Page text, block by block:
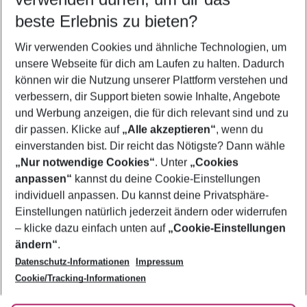
5-8 Nächte
2 Erwachsene Keine Kinder
Mehr Filter anzeigen
Footer
Footer navigation
Über uns
AGB
Bestpreisgarantie
Cookie-Einstellungen ändern
Cookie-Richtlinie
Agenturbetreuung
Barrierefreies Reisen
Folge uns
beste Erlebnis zu bieten?
Wir verwenden Cookies und ähnliche Technologien, um
unsere Webseite für dich am Laufen zu halten. Dadurch
können wir die Nutzung unserer Plattform verstehen und
verbessern, dir Support bieten sowie Inhalte, Angebote
und Werbung anzeigen, die für dich relevant sind und zu
dir passen. Klicke auf „Alle akzeptieren“, wenn du
einverstanden bist. Dir reicht das Nötigste? Dann wähle
„Nur notwendige Cookies“. Unter „Cookies
anpassen“ kannst du deine Cookie-Einstellungen
individuell anpassen. Du kannst deine Privatsphäre-
Einstellungen natürlich jederzeit ändern oder widerrufen
– klicke dazu einfach unten auf „Cookie-Einstellungen
ändern“.
Datenschutz-Informationen
Impressum
Cookie/Tracking-Informationen